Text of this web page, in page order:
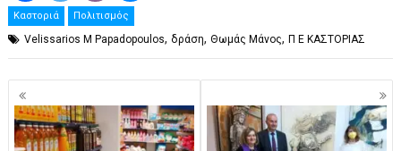
Καστοριά Πολιτισμός
Velissarios M Papadopoulos,δράση,Θωμάς Μάνος,Π Ε ΚΑΣΤΟΡΙΑΣ
Πλοήγηση
άρθρων